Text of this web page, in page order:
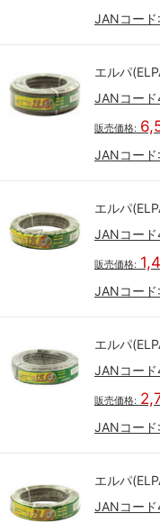
JANコード:
エルパ
JANコー
販売価格:
JANコード:
エルパ
JANコー
販売価格:
JANコード:
エルパ
JANコー
販売価格:
JANコード:
エルパ
JANコー